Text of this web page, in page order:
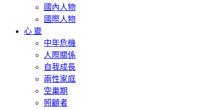
國內人物
國際人物
心 靈
中年危機
人際關係
自我成長
兩性家庭
空巢期
照顧者